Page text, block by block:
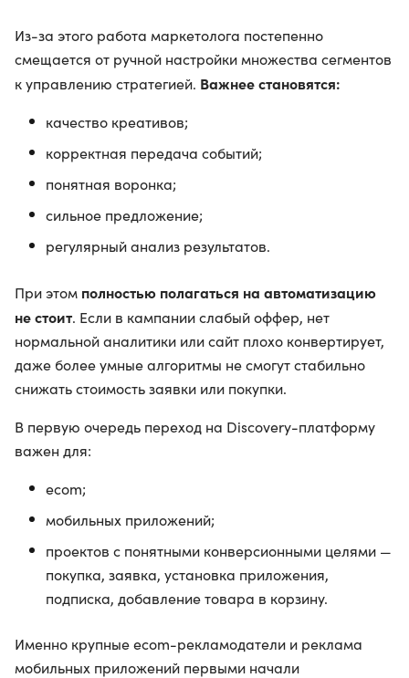
Из-за этого работа маркетолога постепенно
смещается от ручной настройки множества сегментов
к управлению стратегией. Важнее становятся:
качество креативов;
корректная передача событий;
понятная воронка;
сильное предложение;
регулярный анализ результатов.
При этом полностью полагаться на автоматизацию
не стоит. Если в кампании слабый оффер, нет
нормальной аналитики или сайт плохо конвертирует,
даже более умные алгоритмы не смогут стабильно
снижать стоимость заявки или покупки.
В первую очередь переход на Discovery-платформу
важен для:
ecom;
мобильных приложений;
проектов с понятными конверсионными целями —
покупка, заявка, установка приложения,
подписка, добавление товара в корзину.
Именно крупные ecom-рекламодатели и реклама
мобильных приложений первыми начали